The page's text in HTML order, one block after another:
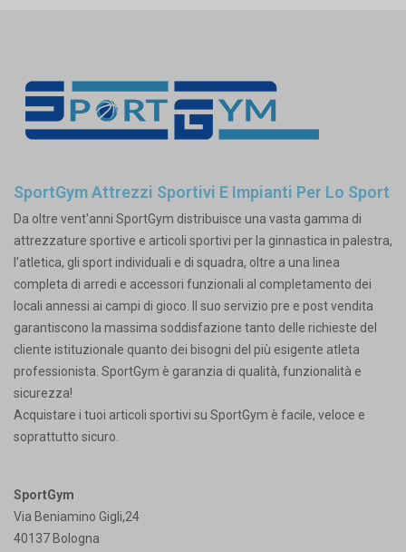
SportGym Attrezzi Sportivi E Impianti Per Lo Sport
Da oltre vent'anni SportGym distribuisce una vasta gamma di
attrezzature sportive e articoli sportivi per la ginnastica in palestra,
l’atletica, gli sport individuali e di squadra, oltre a una linea
completa di arredi e accessori funzionali al completamento dei
locali annessi ai campi di gioco. Il suo servizio pre e post vendita
garantiscono la massima soddisfazione tanto delle richieste del
cliente istituzionale quanto dei bisogni del più esigente atleta
professionista. SportGym è garanzia di qualità, funzionalità e
sicurezza!
Acquistare i tuoi articoli sportivi su SportGym è facile, veloce e
soprattutto sicuro.
SportGym
Via Beniamino Gigli,24
40137 Bologna